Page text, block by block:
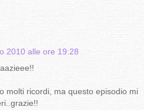
2010 alle ore 19:28
molti ricordi, ma questo episodio mi